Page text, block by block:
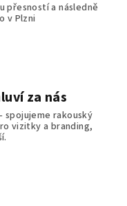
přesností a následně
v Plzni
za nás
spojujeme rakouský
vizitky a branding,